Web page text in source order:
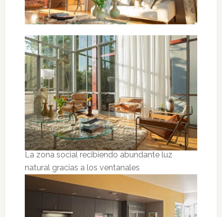
La zona social recibiendo abundante luz
natural gracias a los ventanales